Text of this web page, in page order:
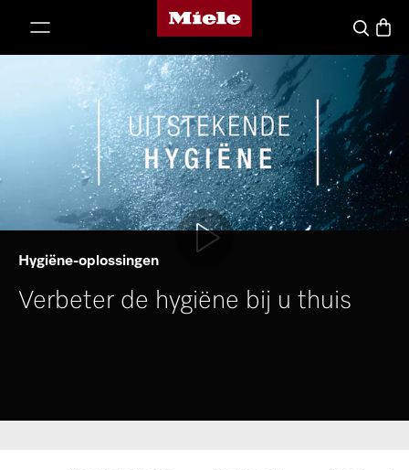
Miele homepage
Wat zoek
Hygiëne-oplossingen
Verbeter de hygiëne bij u thuis